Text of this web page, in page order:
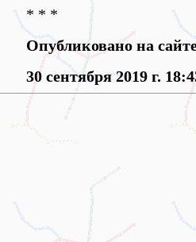
* * *
Опубликовано на
30 сентября 2019 г.